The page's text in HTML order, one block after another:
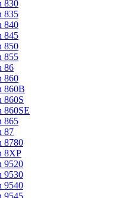
830
835
840
845
850
855
86
860
860B
860S
860SE
865
87
8780
8XP
9520
9530
9540
9545